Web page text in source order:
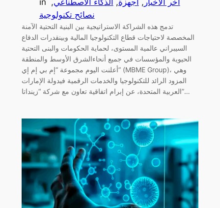
in آخر الأخبار , أجهزة, الذكاء الاصطناعي,
نصائح تكنولوجية
تدمج هذه الشراكة الاستراتيجية بين البنية التحتية الآمنة
المخصصة لاحتياجات قطاع التكنولوجيا المالية وبينقدرات الدفاع
السيبراني عالمية المستوى، لحماية الحكومات والبنى التحتية
الحيوية والمؤسسات في جميع أنحاءالشرق الأوسط والمنطقة
أعلنت اليوم مجموعة “إم بي إم إي” (MBME Group)، وهي
المزود الرائد للتكنولوجيا والخدمات الرقمية فيدولة الإمارات
العربية المتحدة، عن إبرام اتفاقية تعاون مع شركة “زينداتا”…